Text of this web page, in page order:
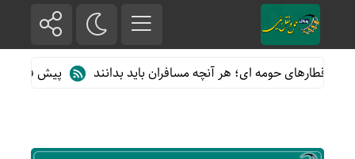
از قطارهای حومه ای؛ هر آنچه مسافران باید بدانند پیش فروش